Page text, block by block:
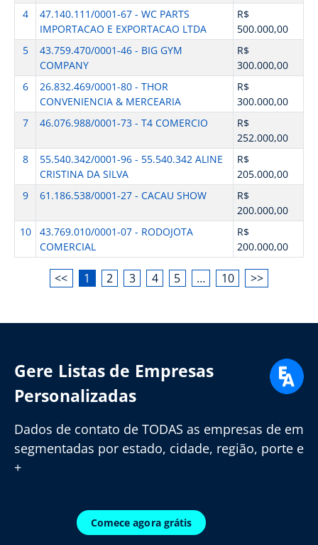
4
47.140.111/0001-67 - WC PARTS
IMPORTACAO E EXPORTACAO LTDA
R$
500.000,00
5
43.759.470/0001-46 - BIG GYM
COMPANY
R$
300.000,00
6
26.832.469/0001-80 - THOR
CONVENIENCIA & MERCEARIA
R$
300.000,00
7
46.076.988/0001-73 - T4 COMERCIO
R$
252.000,00
8
55.540.342/0001-96 - 55.540.342 ALINE
CRISTINA DA SILVA
R$
205.000,00
9
61.186.538/0001-27 - CACAU SHOW
R$
200.000,00
10
43.769.010/0001-07 - RODOJOTA
COMERCIAL
R$
200.000,00
<< 1 2 3 4 5 … 10 >>
Gere Listas de Empresas
Personalizadas
Dados de contato de TODAS as empresas de em
segmentadas por estado, cidade, região, porte e
+
Comece agora grátis